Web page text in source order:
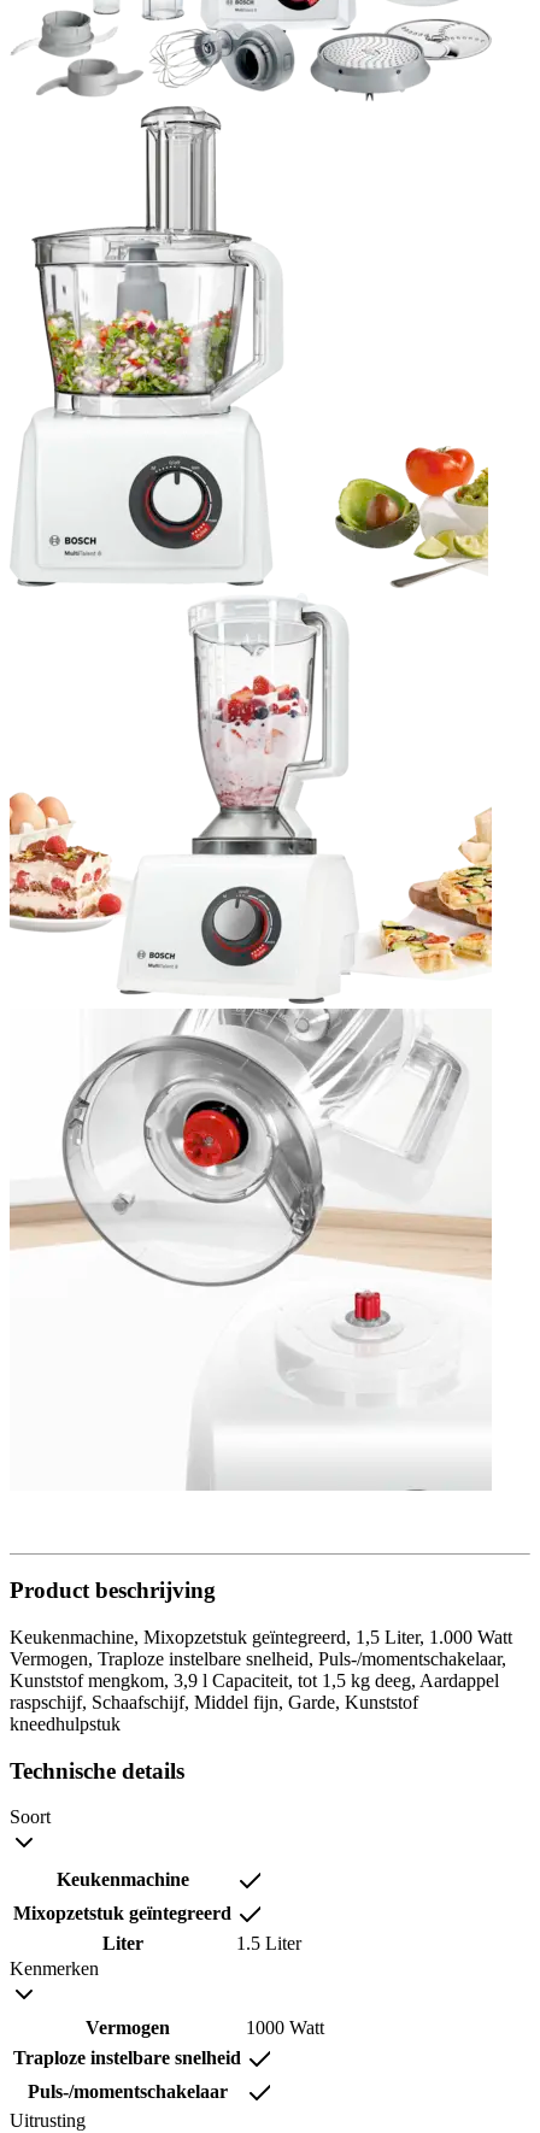
Product beschrijving
Keukenmachine, Mixopzetstuk geïntegreerd, 1,5 Liter, 1.000 Watt
Vermogen, Traploze instelbare snelheid, Puls-/momentschakelaar,
Kunststof mengkom, 3,9 l Capaciteit, tot 1,5 kg deeg, Aardappel
raspschijf, Schaafschijf, Middel fijn, Garde, Kunststof
kneedhulpstuk
Technische details
Soort
Keukenmachine
Mixopzetstuk geïntegreerd
Liter
1.5 Liter
Kenmerken
Vermogen
1000 Watt
Traploze instelbare snelheid
Puls-/momentschakelaar
Uitrusting